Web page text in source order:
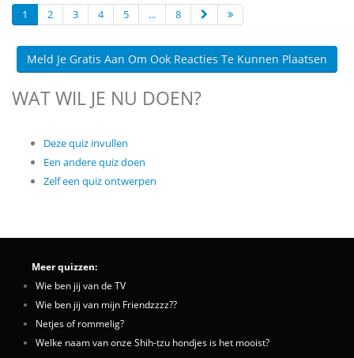
1 2 3 4 5 ... 8
Meld Je Gratis Aan Om Ook Reacties Te Kunnen Plaatsen
WAT WIL JE NU DOEN?
Deze quiz invullen
Een andere quiz doen
Zelf een quiz ontwerpen
Meer quizzen:
Wie ben jij van de TV
Wie ben jij van mijn Friendzzzz??
Netjes of rommelig?
Welke naam van onze Shih-tzu hondjes is het mooist?